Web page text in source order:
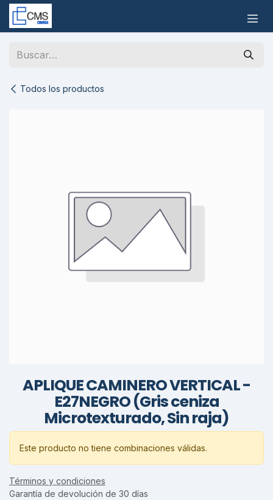
Ir al contenido
Todos los productos
APLIQUE CAMINERO VERTICAL -
E27NEGRO (Gris ceniza
Microtexturado, Sin raja)
Este producto no tiene combinaciones válidas.
Términos y condiciones
Garantía de devolución de 30 días